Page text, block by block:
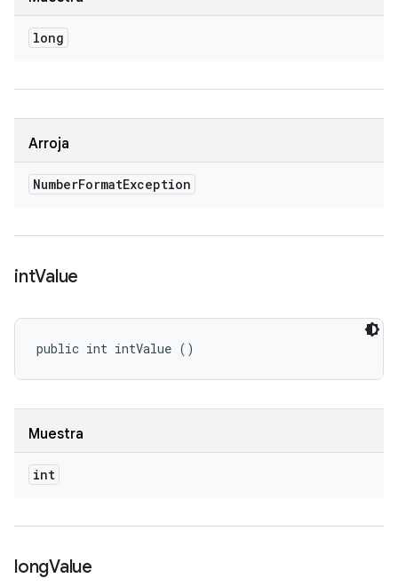
long
Arroja
NumberFormatException
intValue
public int intValue ()
Muestra
int
longValue